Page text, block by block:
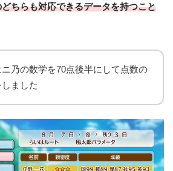
ちらも対応できるデータを持つこと
乃の数学を70点後半にして点数の
ました